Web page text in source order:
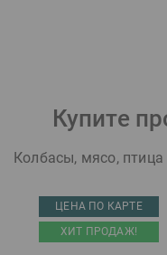
Купите
Колбасы, мясо, птица
ЦЕНА ПО КАРТЕ
ХИТ ПРОДАЖ!